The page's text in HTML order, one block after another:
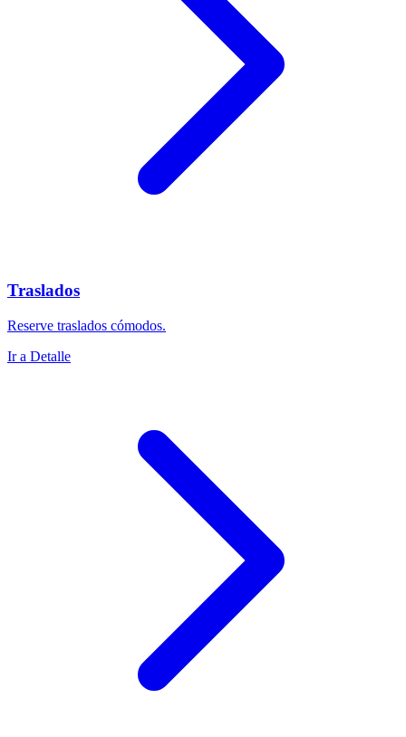
Traslados
Reserve traslados cómodos.
Ir a Detalle